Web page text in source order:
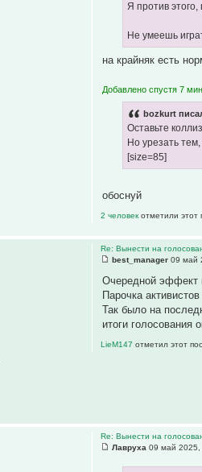
Я против
Не умеешь
на крайняк есть
Добавлено спустя 7
bozkurt
Оставьте
Но урезать
[size=85]
обоснуй
2 человекотметили этот
Re: Вынести на
best_manager 09 май
Очередной эффект
Парочка
Так было на
итоги голосования
LieM147отметил этот
Re: Вынести на
Лавруха 09 май 2025,